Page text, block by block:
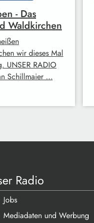
- Das
Waldkirchen
wir dieses Mal
UNSER RADIO
Schillmaier …
Radio
Jobs
Mediadaten und Werbung